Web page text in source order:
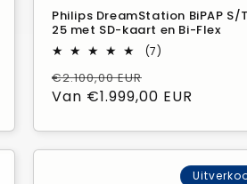
Philips DreamStation BiPAP S/T
25 met SD-kaart en Bi-Flex
(7)
totaal
Normale
prijs
€2.100,00 EUR
Van €1.999,00 EUR